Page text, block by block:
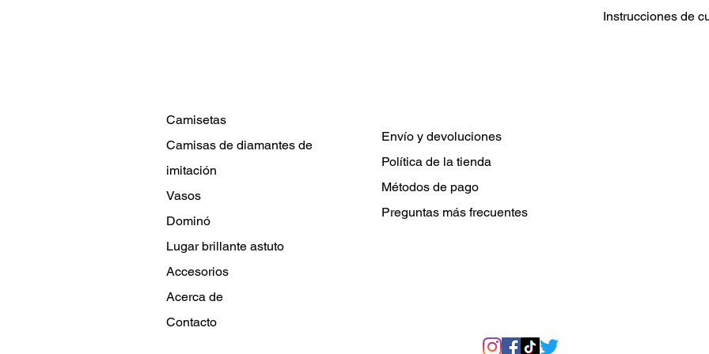
Instrucciones de
No planchar
transferencia de
Camisetas
Camisas de diamantes de
imitación
Vasos
Dominó
Lugar brillante astuto
Accesorios
Acerca de
Contacto
Envío y devoluciones
Política de la tienda
Métodos de pago
Preguntas más frecuentes